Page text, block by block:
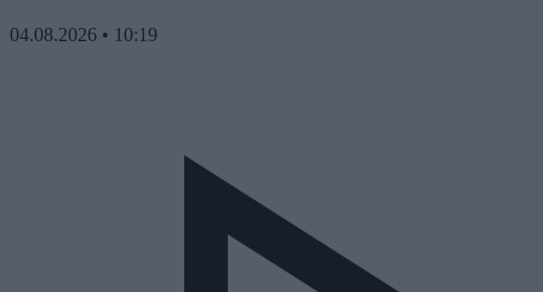
04.08.2026 • 10:19